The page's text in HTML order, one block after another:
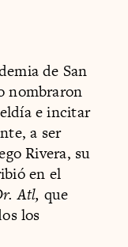
de San
nombraron
e incitar
a ser
Rivera, su
en el
Atl, que
los